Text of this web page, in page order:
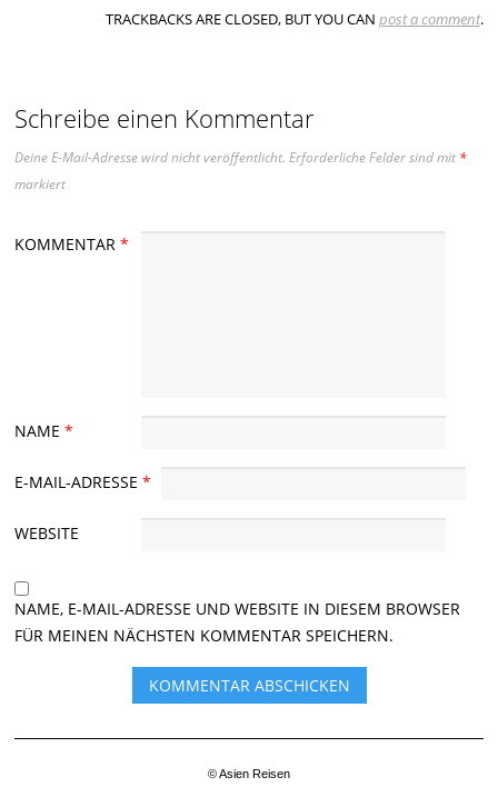
TRACKBACKS ARE CLOSED, BUT YOU CAN post a comment.
Schreibe einen Kommentar
Deine E-Mail-Adresse wird nicht veröffentlicht. Erforderliche Felder sind mit *
markiert
KOMMENTAR*
NAME*
E-MAIL-ADRESSE*
WEBSITE
NAME, E-MAIL-ADRESSE UND WEBSITE IN DIESEM BROWSER
FÜR MEINEN NÄCHSTEN KOMMENTAR SPEICHERN.
© Asien Reisen